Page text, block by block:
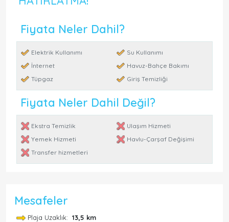
Fiyata Neler Dahil?
Elektrik Kullanımı
Su Kullanımı
İnternet
Havuz-Bahçe Bakımı
Tüpgaz
Giriş Temizliği
Fiyata Neler Dahil Değil?
Ekstra Temizlik
Ulaşım Hizmeti
Yemek Hizmeti
Havlu-Çarşaf Değişimi
Transfer hizmetleri
Mesafeler
Plaja Uzaklık: 13,5 km